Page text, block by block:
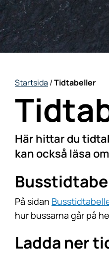
Startsida /Tidtabeller
Här hittar du
kan också läsa
På sidan
hur bussarna går på
Ladda ner